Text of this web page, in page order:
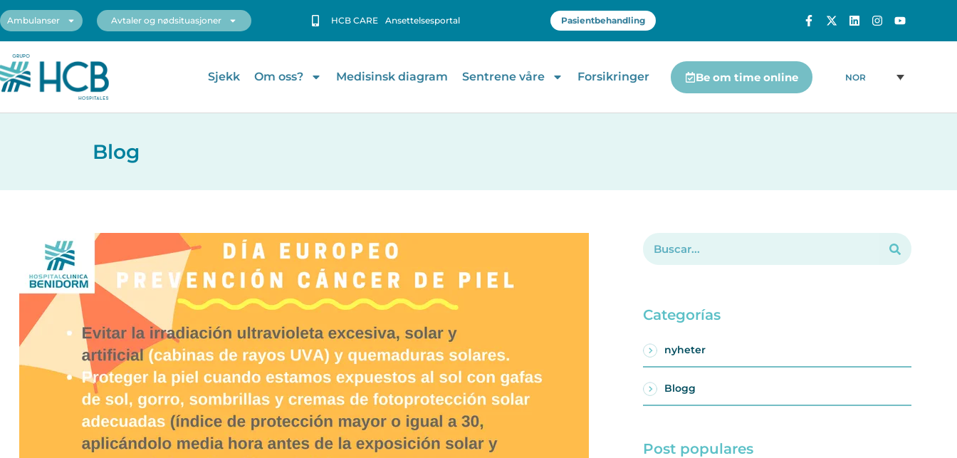
Ambulanser Avtaler og nødsituasjoner HCB CARE Ansettelsesportal Pasientbehandling
Sjekk Om oss? Medisinsk diagram Sentrene våre Forsikringer Be om time online NOR
Blog
Categorías
nyheter
Blogg
Post populares